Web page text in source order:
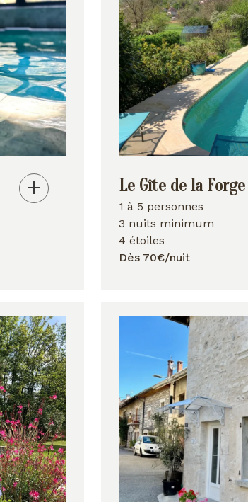
Le Gîte de la Forge
1 à 5 personnes
3 nuits minimum
4 étoiles
Dès 70€/nuit